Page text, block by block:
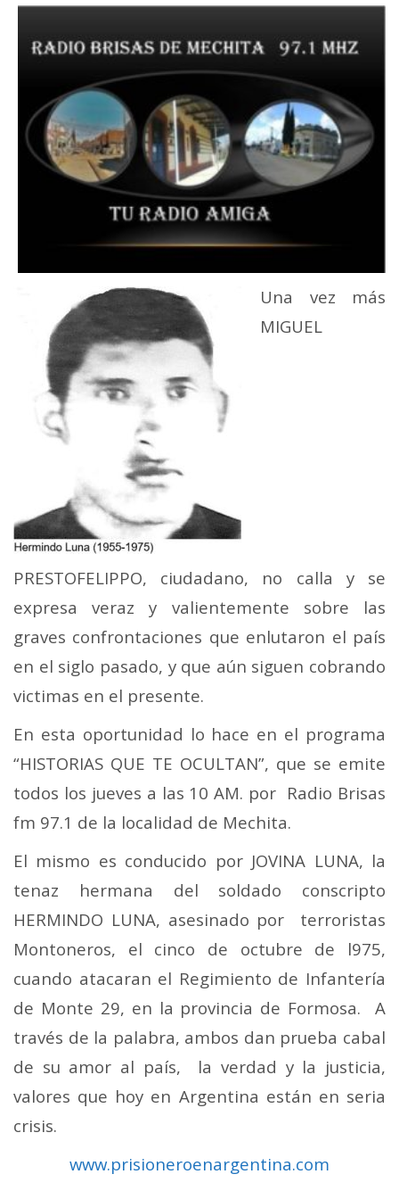
Una vez más
MIGUEL
PRESTOFELIPPO, ciudadano, no calla y se
expresa veraz y valientemente sobre las
graves confrontaciones que enlutaron el país
en el siglo pasado, y que aún siguen cobrando
victimas en el presente.
En esta oportunidad lo hace en el programa
“HISTORIAS QUE TE OCULTAN”, que se emite
todos los jueves a las 10 AM. por Radio Brisas
fm 97.1 de la localidad de Mechita.
El mismo es conducido por JOVINA LUNA, la
tenaz hermana del soldado conscripto
HERMINDO LUNA, asesinado por terroristas
Montoneros, el cinco de octubre de l975,
cuando atacaran el Regimiento de Infantería
de Monte 29, en la provincia de Formosa. A
través de la palabra, ambos dan prueba cabal
de su amor al país, la verdad y la justicia,
valores que hoy en Argentina están en seria
crisis.
www.prisioneroenargentina.com